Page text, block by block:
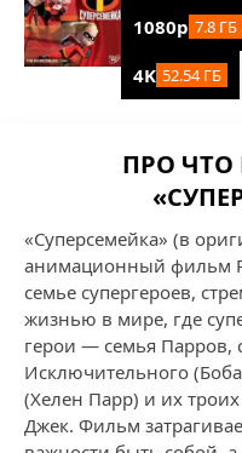
1080p 7.8 ГБ
4K 52.54 ГБ
ПРО
«Суперсемейка» (в
анимационный фильм
семье супергероев,
жизнью в мире, где
герои — семья Парров,
Исключительного
(Хелен Парр) и их
Джек. Фильм